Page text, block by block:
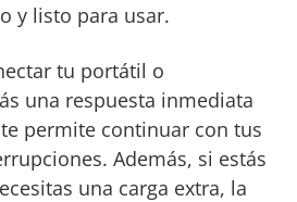
y listo para usar.
tu portátil o
una respuesta inmediata
permite continuar con tus
Además, si estás
una carga extra, la